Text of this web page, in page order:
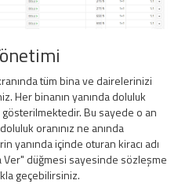
tüm bina ve dairelerinizi
Her binanın yanında doluluk
gösterilmektedir. Bu sayede o an
oranınız ne anında
yanında içinde oturan kiracı adı
düğmesi sayesinde sözleşme
geçebilirsiniz.